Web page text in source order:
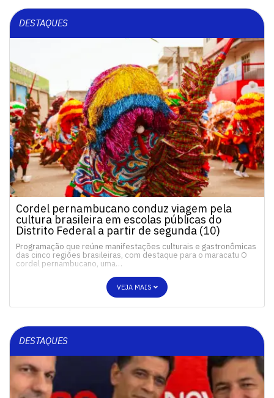
DESTAQUES
Cordel pernambucano conduz viagem pela
cultura brasileira em escolas públicas do
Distrito Federal a partir de segunda (10)
Programação que reúne manifestações culturais e gastronômicas
das cinco regiões brasileiras, com destaque para o maracatu O
cordel pernambucano, uma…
VEJA MAIS
DESTAQUES